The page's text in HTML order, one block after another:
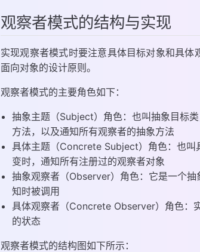
观察者模式的结构与实现
实现观察者模式时要注意具体目标对象和具
面向对象的设计原则。
观察者模式的主要角色如下：
抽象主题（Subject）角色：也叫抽象目标
方法，以及通知所有观察者的抽象方法
具体主题（Concrete Subject）角色：也叫
变时，通知所有注册过的观察者对象
抽象观察者（Observer）角色：它是一个
知时被调用
具体观察者（Concrete Observer）角色：
的状态
观察者模式的结构图如下所示：